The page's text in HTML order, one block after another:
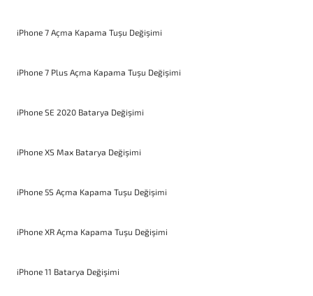
iPhone 7 Açma Kapama Tuşu Değişimi
iPhone 7 Plus Açma Kapama Tuşu Değişimi
iPhone SE 2020 Batarya Değişimi
iPhone XS Max Batarya Değişimi
iPhone 5S Açma Kapama Tuşu Değişimi
iPhone XR Açma Kapama Tuşu Değişimi
iPhone 11 Batarya Değişimi